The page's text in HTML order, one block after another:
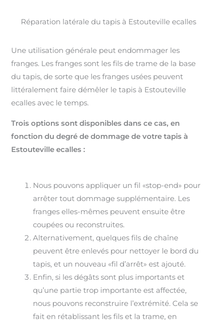
Réparation latérale du tapis à Estouteville ecalles
Une utilisation générale peut endommager les
franges. Les franges sont les fils de trame de la base
du tapis, de sorte que les franges usées peuvent
littéralement faire démêler le tapis à Estouteville
ecalles avec le temps.
Trois options sont disponibles dans ce cas, en
fonction du degré de dommage de votre tapis à
Estouteville ecalles :
Nous pouvons appliquer un fil «stop-end» pour
arrêter tout dommage supplémentaire. Les
franges elles-mêmes peuvent ensuite être
coupées ou reconstruites.
Alternativement, quelques fils de chaîne
peuvent être enlevés pour nettoyer le bord du
tapis, et un nouveau «fil d’arrêt» est ajouté.
Enfin, si les dégâts sont plus importants et
qu’une partie trop importante est affectée,
nous pouvons reconstruire l’extrémité. Cela se
fait en rétablissant les fils et la trame, en